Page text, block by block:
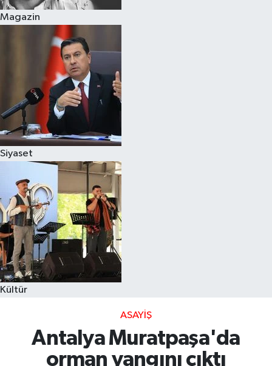
Magazin
Siyaset
Kültür
ASAYIŞ
Antalya Muratpaşa'da
orman yangını çıktı